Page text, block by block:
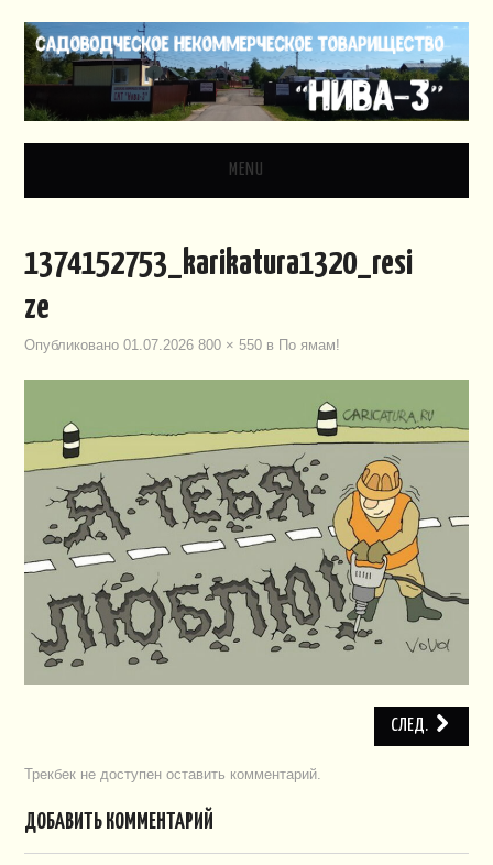
MENU
НОВОСТИ
ДОКУМЕНТЫ
ВИДЕО
ПЛАН СНТ
КОНТАКТЫ
СЛУЖБЫ
1374152753_karikatura1320_resi
ze
Опубликовано01.07.2026 800 × 550 в По ямам!
СЛЕД.
Трекбек не доступеноставить комментарий.
ДОБАВИТЬ КОММЕНТАРИЙ